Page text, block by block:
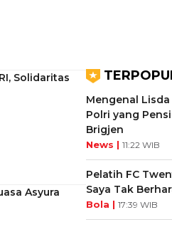
Solidaritas
Asyura
Mengenal
Polri yang
Brigjen
News | 11:22 WIB
Pelatih FC
Saya Tak
Bola | 17:39 WIB